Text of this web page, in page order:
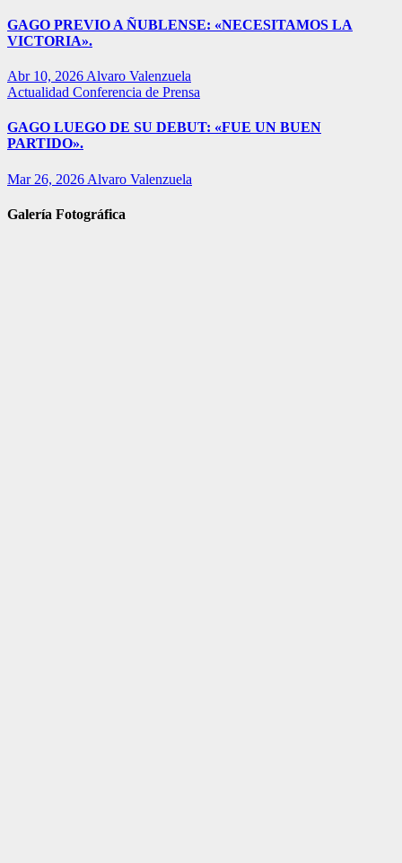
GAGO PREVIO A ÑUBLENSE: «NECESITAMOS LA
VICTORIA».
Abr 10, 2026 Alvaro Valenzuela
Actualidad Conferencia de Prensa
GAGO LUEGO DE SU DEBUT: «FUE UN BUEN
PARTIDO».
Mar 26, 2026 Alvaro Valenzuela
Galería Fotográfica